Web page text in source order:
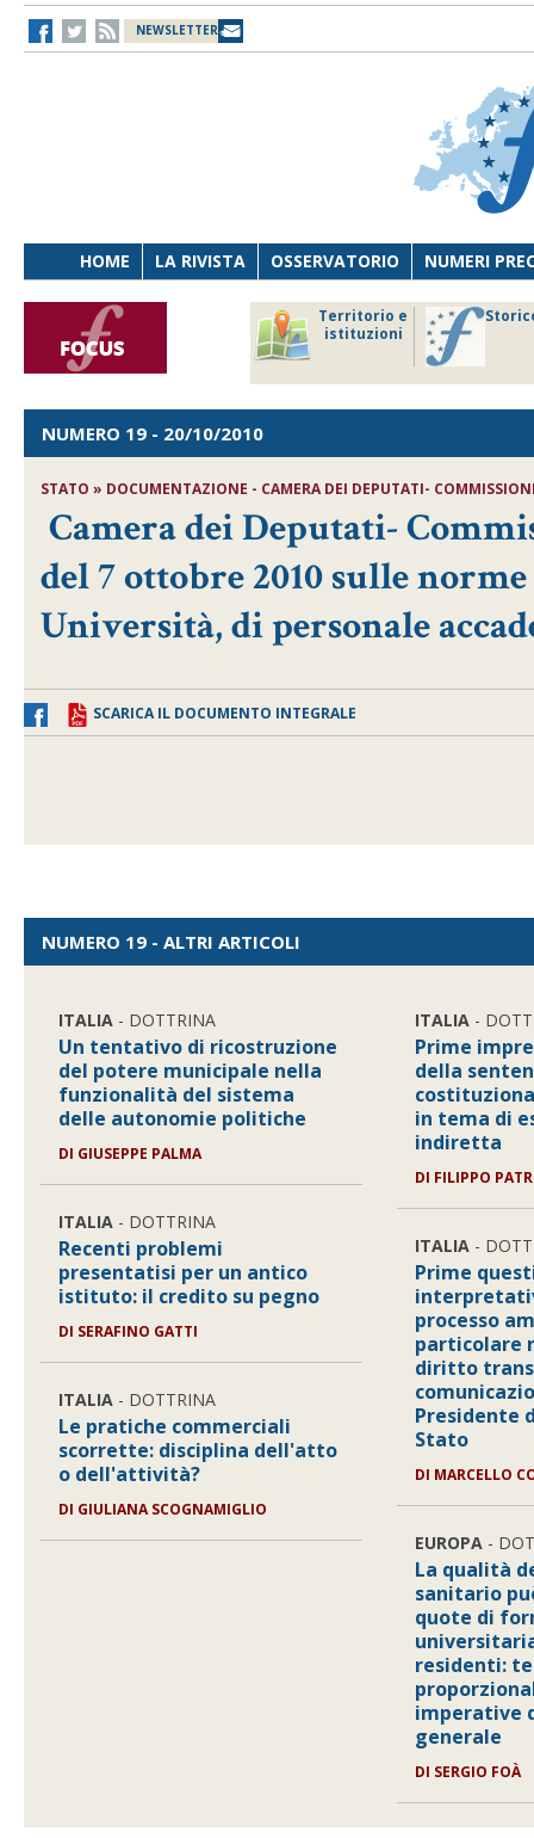
NEWSLETTER
HOME LA RIVISTA OSSERVATORIO NUMERI
Territorio e
istituzioni
NUMERO 19 - 20/10/2010
STATO » DOCUMENTAZIONE - CAMERA DEI DEPUTATI-
Camera dei Deputati-
del 7 ottobre 2010 sulle
Università, di personale
SCARICA IL DOCUMENTO INTEGRALE
NUMERO 19 - ALTRI ARTICOLI
ITALIA - DOTTRINA
Un tentativo di ricostruzione
del potere municipale nella
funzionalità del sistema
delle autonomie politiche
DI GIUSEPPE PALMA
ITALIA - DOTTRINA
Recenti problemi
presentatisi per un antico
istituto: il credito su pegno
DI SERAFINO GATTI
ITALIA - DOTTRINA
Le pratiche commerciali
scorrette: disciplina dell'atto
o dell'attività?
DI GIULIANA SCOGNAMIGLIO
ITALIA -
Prime
della
in tema di
indiretta
DI FILIPPO
ITALIA -
Prime
processo
particolare
diritto
Presidente
Stato
DI MARCELLO
EUROPA -
La qualità
sanitario
quote di
residenti:
imperative
generale
DI SERGIO FOÀ